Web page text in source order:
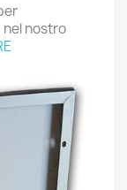
nostro